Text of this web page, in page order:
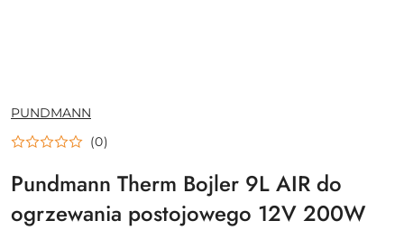
NAZWA
PRODUCENTA:
PUNDMANN
(0)
Pundmann Therm Bojler 9L AIR do
ogrzewania postojowego 12V 200W